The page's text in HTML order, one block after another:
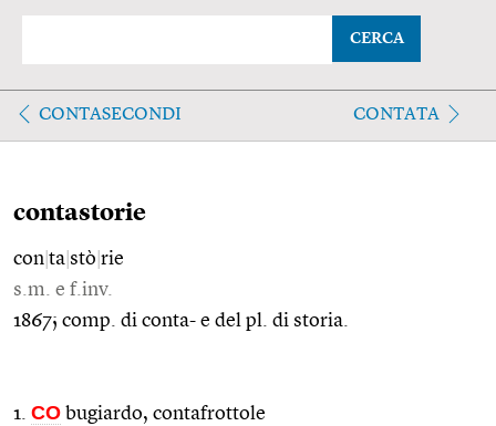
CERCA
CONTASECONDI CONTATA
contastorie
con ta stò rie
s.m. e f.inv.
1867; comp. di conta- e del pl. di storia.
1. CO bugiardo, contafrottole